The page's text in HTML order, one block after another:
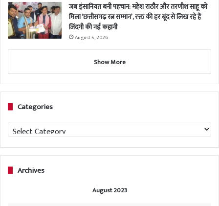
जब इंसानियत बनी पहचान: महेश राठौर और तरणीश साहू को
मिला ‘छत्तीसगढ़ रत्न सम्मान’, रक्त की हर बूंद से लिख रहे हैं
जिंदगी की नई कहानी
August 5, 2026
Show More
Categories
Categories
Archives
August 2023